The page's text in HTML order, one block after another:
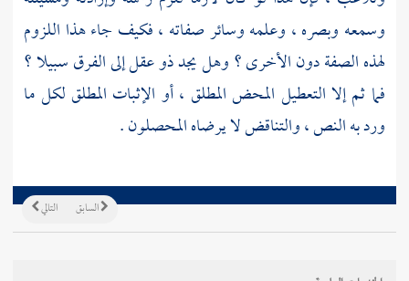
وسمعه وبصره ، وعلمه وسائر صفاته ، فكيف جاء هذا اللزوم
لهذه الصفة دون الأخرى ؟ وهل يجد ذو عقل إلى الفرق سبيلا ؟
فما ثم إلا التعطيل المحض المطلق ، أو الإثبات المطلق لكل ما
ورد به النص ، والتناقض لا يرضاه المحصلون .
التالي السابق